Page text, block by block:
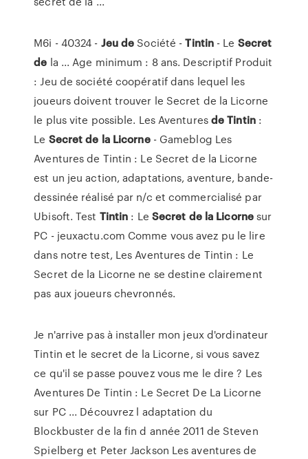
M6i - 40324 - Jeude Société -Tintin - Le Secret
de la ... Age minimum : 8 ans. Descriptif Produit
: Jeu de société coopératif dans lequel les
joueurs doivent trouver le Secret de la Licorne
le plus vite possible. Les Aventuresde Tintin:
Le Secret de la Licorne- Gameblog Les
Aventures de Tintin : Le Secret de la Licorne
est un jeu action, adaptations, aventure, bande-
dessinée réalisé par n/c et commercialisé par
Ubisoft. Test Tintin : Le Secret de la Licornesur
PC - jeuxactu.com Comme vous avez pu le lire
dans notre test, Les Aventures de Tintin : Le
Secret de la Licorne ne se destine clairement
pas aux joueurs chevronnés.
Je n'arrive pas à installer mon jeux d'ordinateur
Tintin et le secret de la Licorne, si vous savez
ce qu'il se passe pouvez vous me le dire ? Les
Aventures De Tintin : Le Secret De La Licorne
sur PC ... Découvrez l adaptation du
Blockbuster de la fin d année 2011 de Steven
Spielberg et Peter Jackson Les aventures de